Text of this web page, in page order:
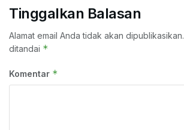
Tinggalkan Balasan
Alamat email Anda tidak akan dipublikasikan.
ditandai *
Komentar *